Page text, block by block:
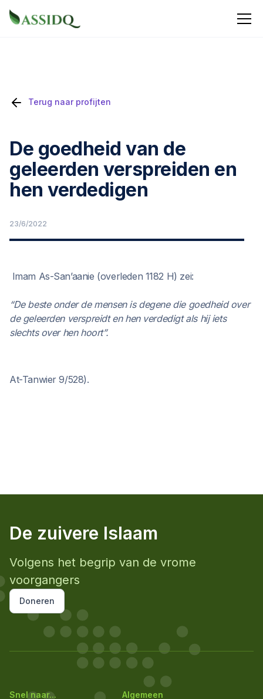
Terug naar profijten
De goedheid van de
geleerden verspreiden en
hen verdedigen
23/6/2022
Imam As-San’aanie (overleden 1182 H) zei:
“De beste onder de mensen is degene die goedheid over
de geleerden verspreidt en hen verdedigt als hij iets
slechts over hen hoort”.
At-Tanwier 9/528).
De zuivere Islaam
Volgens het begrip van de vrome
voorgangers
Doneren
Snel naar... Algemeen